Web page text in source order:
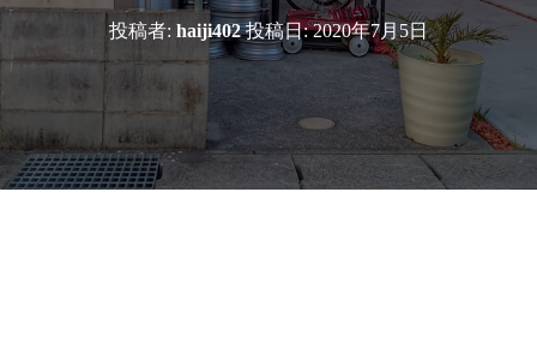
投稿者: haiji402投稿日:2020年7月5日